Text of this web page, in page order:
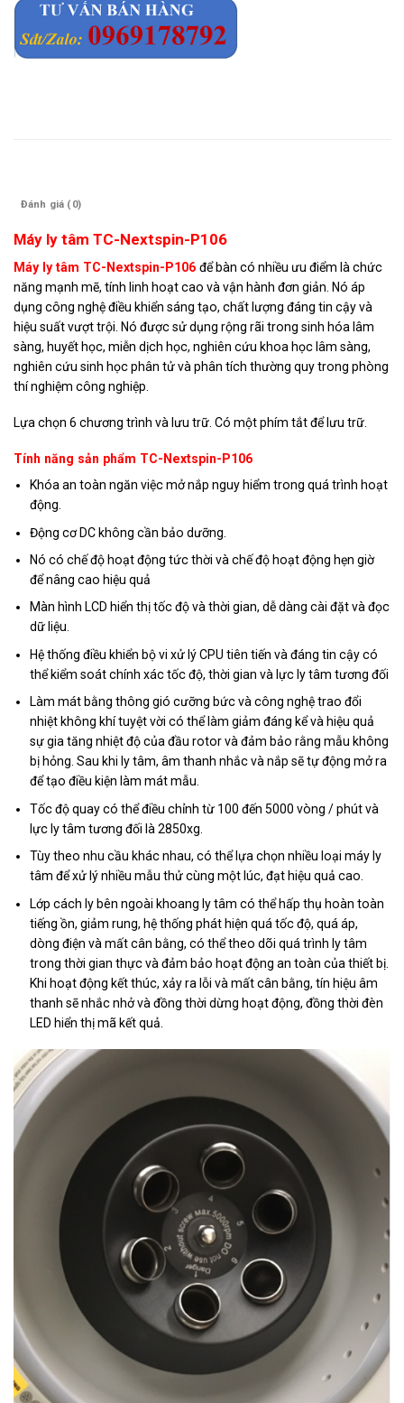
Đánh giá (0)
Máy ly tâm TC-Nextspin-P106
Máy ly tâm TC-Nextspin-P106 để bàn có nhiều ưu điểm là chức
năng mạnh mẽ, tính linh hoạt cao và vận hành đơn giản. Nó áp
dụng công nghệ điều khiển sáng tạo, chất lượng đáng tin cậy và
hiệu suất vượt trội. Nó được sử dụng rộng rãi trong sinh hóa lâm
sàng, huyết học, miễn dịch học, nghiên cứu khoa học lâm sàng,
nghiên cứu sinh học phân tử và phân tích thường quy trong phòng
thí nghiệm công nghiệp.
Lựa chọn 6 chương trình và lưu trữ. Có một phím tắt để lưu trữ.
Tính năng sản phẩm TC-Nextspin-P106
Khóa an toàn ngăn việc mở nắp nguy hiểm trong quá trình hoạt
động.
Động cơ DC không cần bảo dưỡng.
Nó có chế độ hoạt động tức thời và chế độ hoạt động hẹn giờ
để nâng cao hiệu quả
Màn hình LCD hiển thị tốc độ và thời gian, dễ dàng cài đặt và đọc
dữ liệu.
Hệ thống điều khiển bộ vi xử lý CPU tiên tiến và đáng tin cậy có
thể kiểm soát chính xác tốc độ, thời gian và lực ly tâm tương đối
Làm mát bằng thông gió cưỡng bức và công nghệ trao đổi
nhiệt không khí tuyệt vời có thể làm giảm đáng kể và hiệu quả
sự gia tăng nhiệt độ của đầu rotor và đảm bảo rằng mẫu không
bị hỏng. Sau khi ly tâm, âm thanh nhắc và nắp sẽ tự động mở ra
để tạo điều kiện làm mát mẫu.
Tốc độ quay có thể điều chỉnh từ 100 đến 5000 vòng / phút và
lực ly tâm tương đối là 2850xg.
Tùy theo nhu cầu khác nhau, có thể lựa chọn nhiều loại máy ly
tâm để xử lý nhiều mẫu thử cùng một lúc, đạt hiệu quả cao.
Lớp cách ly bên ngoài khoang ly tâm có thể hấp thụ hoàn toàn
tiếng ồn, giảm rung, hệ thống phát hiện quá tốc độ, quá áp,
dòng điện và mất cân bằng, có thể theo dõi quá trình ly tâm
trong thời gian thực và đảm bảo hoạt động an toàn của thiết bị.
Khi hoạt động kết thúc, xảy ra lỗi và mất cân bằng, tín hiệu âm
thanh sẽ nhắc nhở và đồng thời dừng hoạt động, đồng thời đèn
LED hiển thị mã kết quả.